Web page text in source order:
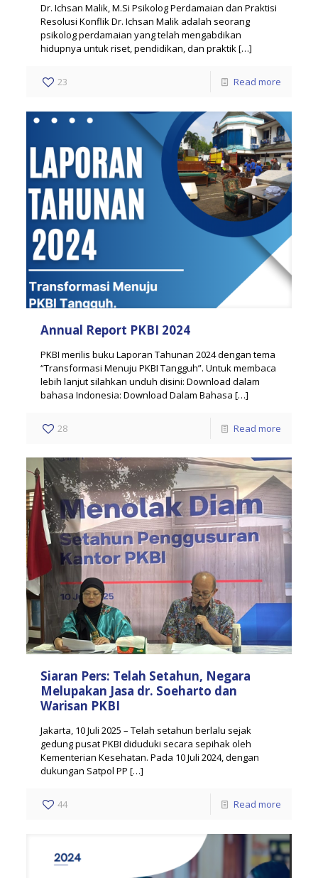
Dr. Ichsan Malik, M.Si Psikolog Perdamaian dan Praktisi
Resolusi Konflik Dr. Ichsan Malik adalah seorang
psikolog perdamaian yang telah mengabdikan
hidupnya untuk riset, pendidikan, dan praktik[…]
23 Read more
Annual Report PKBI 2024
PKBI merilis buku Laporan Tahunan 2024 dengan tema
“Transformasi Menuju PKBI Tangguh”. Untuk membaca
lebih lanjut silahkan unduh disini: Download dalam
bahasa Indonesia: Download Dalam Bahasa […]
28 Read more
Siaran Pers: Telah Setahun, Negara
Melupakan Jasa dr. Soeharto dan
Warisan PKBI
Jakarta, 10 Juli 2025 – Telah setahun berlalu sejak
gedung pusat PKBI diduduki secara sepihak oleh
Kementerian Kesehatan. Pada 10 Juli 2024, dengan
dukungan Satpol PP […]
44 Read more